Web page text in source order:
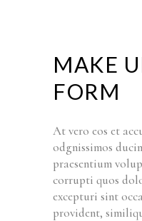
MAKE
FORM
At vero eos et
odgnissimos
praesentium
corrupti quos
excepturi sint
provident,